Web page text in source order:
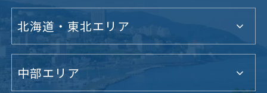
北海道・東北エリア
中部エリア